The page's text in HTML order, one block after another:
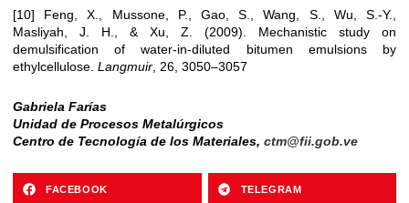
[10] Feng, X., Mussone, P., Gao, S., Wang, S., Wu, S.-Y.,
Masliyah, J. H., & Xu, Z. (2009). Mechanistic study on
demulsification of water-in-diluted bitumen emulsions by
ethylcellulose. Langmuir , 26, 3050–3057
Gabriela Farías
Unidad de Procesos Metalúrgicos
Centro de Tecnología de los Materiales, ctm@fii.gob.ve
FACEBOOK TELEGRAM